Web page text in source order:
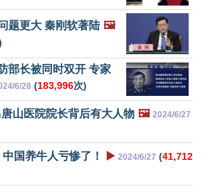
题更大 秦刚软著陆 🖼️
部长被同时双开 专家
6/28 (183,996次)
山医院院长背后有大人物 🖼️ 2024/6/27
国养牛人亏惨了！ ▶️ 2024/6/27 (41,712